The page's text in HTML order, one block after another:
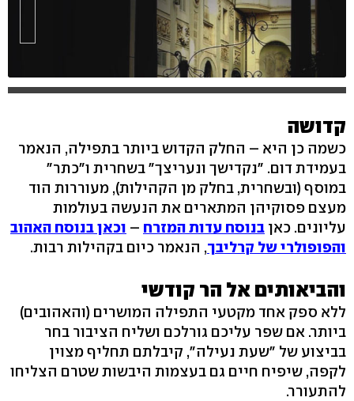
קדושה
כשמה כן היא – החלק הקדוש ביותר בתפילה, הנאמר
בעמידת דום. "נקדישך ונעריצך" בשחרית ו"כתר"
במוסף (ובשחרית, בחלק מן הקהילות), מעוררות הוד
מעצם פסוקיהן המתארים את הנעשה בעולמות
עליונים. כאן בנוסח עדות המזרח – וכאן בנוסח האהוב
והפופולרי של קרליבך, הנאמר כיום בקהילות רבות.
והביאותים אל הר קודשי
ללא ספק אחד מקטעי התפילה המושרים (והאהובים)
ביותר. אם שפר עליכם גורלכם ושליח הציבור בחר
בביצוע של "שעת נעילה", קיבלתם תחליף מצוין
לקפה, שיפיח חיים גם בעצמות היבשות שטרם הצליחו
להתעורר.